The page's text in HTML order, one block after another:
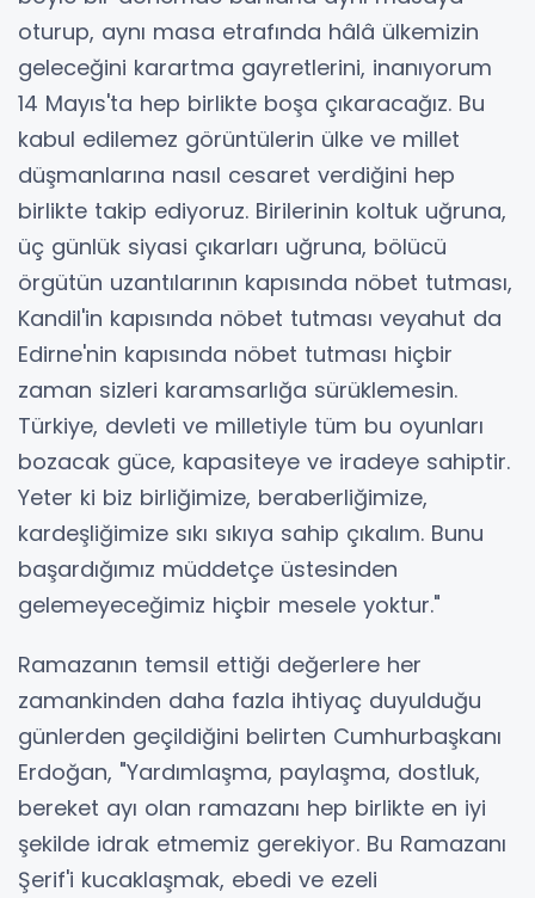
oturup, aynı masa etrafında hâlâ ülkemizin
geleceğini karartma gayretlerini, inanıyorum
14 Mayıs'ta hep birlikte boşa çıkaracağız. Bu
kabul edilemez görüntülerin ülke ve millet
düşmanlarına nasıl cesaret verdiğini hep
birlikte takip ediyoruz. Birilerinin koltuk uğruna,
üç günlük siyasi çıkarları uğruna, bölücü
örgütün uzantılarının kapısında nöbet tutması,
Kandil'in kapısında nöbet tutması veyahut da
Edirne'nin kapısında nöbet tutması hiçbir
zaman sizleri karamsarlığa sürüklemesin.
Türkiye, devleti ve milletiyle tüm bu oyunları
bozacak güce, kapasiteye ve iradeye sahiptir.
Yeter ki biz birliğimize, beraberliğimize,
kardeşliğimize sıkı sıkıya sahip çıkalım. Bunu
başardığımız müddetçe üstesinden
gelemeyeceğimiz hiçbir mesele yoktur."
Ramazanın temsil ettiği değerlere her
zamankinden daha fazla ihtiyaç duyulduğu
günlerden geçildiğini belirten Cumhurbaşkanı
Erdoğan, "Yardımlaşma, paylaşma, dostluk,
bereket ayı olan ramazanı hep birlikte en iyi
şekilde idrak etmemiz gerekiyor. Bu Ramazanı
Şerif'i kucaklaşmak, ebedi ve ezeli